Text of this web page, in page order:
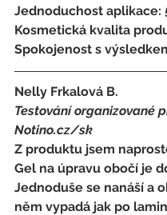
Jednoduchost aplikace:
Kosmetická kvalita
Spokojenost s
Nelly Frkalová B.
Testování organizované
Notino.cz/sk
Z produktu jsem
Gel na úpravu obočí je
Jednoduše se nanáší a
něm vypadá jak po